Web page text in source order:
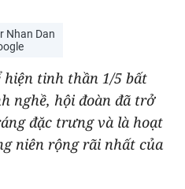
Nhan Dan
hiện tinh thần 1/5 bất
nghề, hội đoàn đã trở
đặc trưng và là hoạt
niên rộng rãi nhất của